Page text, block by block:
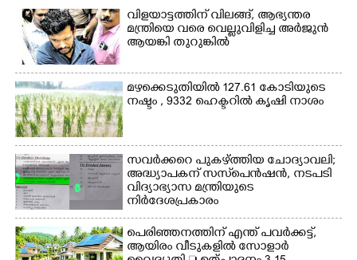
വിളയാട്ടത്തിന് വിലങ്ങ്, ആഭ്യന്തര
മന്ത്രിയെ വരെ വെല്ലുവിളിച്ച അർജുൻ
ആയങ്കി തുറുങ്കിൽ
മഴക്കെടുതിയിൽ 127.61 കോടിയുടെ
നഷ്ടം , 9332 ഹെക്ടറിൽ കൃഷി നാശം
സവർക്കറെ പുകഴ്ത്തിയ ചോദ്യാവലി;
അദ്ധ്യാപകന് സസ്‌പെൻഷൻ, നടപടി
വിദ്യാഭ്യാസ മന്ത്രിയുടെ
നിർദേശപ്രകാരം
പെരിഞ്ഞനത്തിന് എന്ത് പവർക്കട്ട്,​
ആയിരം വീടുകളിൽ സോളാർ